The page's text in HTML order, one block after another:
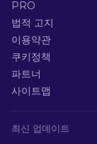
PRO
법적 고지
이용약관
쿠키정책
파트너
사이트맵
최신 업데이트